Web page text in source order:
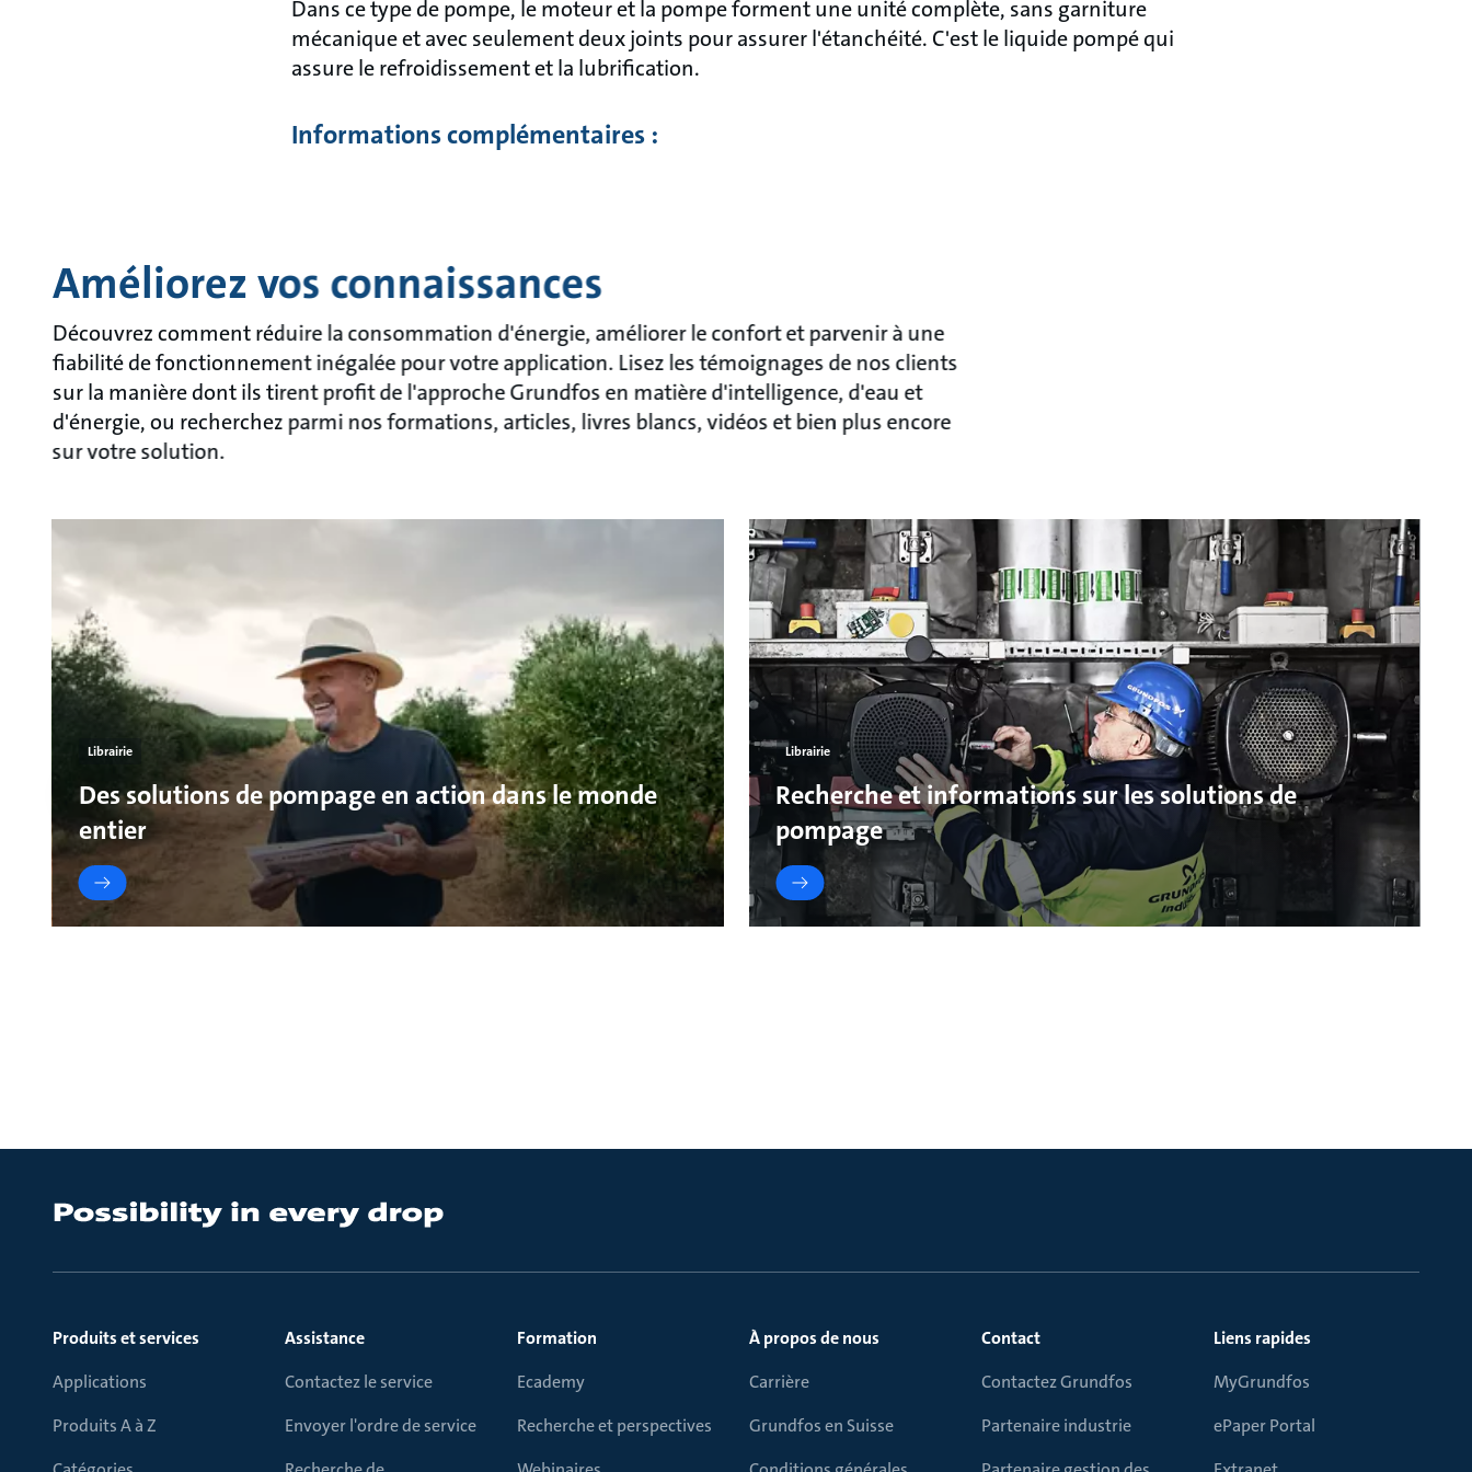
Dans ce type de pompe, le moteur et la pompe forment une unité complète, sans garniture
mécanique et avec seulement deux joints pour assurer l'étanchéité. C'est le liquide pompé qui
assure le refroidissement et la lubrification.
Informations complémentaires :
Améliorez vos connaissances
Découvrez comment réduire la consommation d'énergie, améliorer le confort et parvenir à une
fiabilité de fonctionnement inégalée pour votre application. Lisez les témoignages de nos clients
sur la manière dont ils tirent profit de l'approche Grundfos en matière d'intelligence, d'eau et
d'énergie, ou recherchez parmi nos formations, articles, livres blancs, vidéos et bien plus encore
sur votre solution.
Librairie
Des solutions de pompage en action dans le monde
entier
Librairie
Recherche et informations sur les solutions de
pompage
Produits et services
Applications
Produits A à Z
Assistance
Contactez le service
Envoyer l'ordre de service
Formation
Ecademy
Recherche et perspectives
À propos de nous
Carrière
Grundfos en Suisse
Contact
Contactez Grundfos
Partenaire industrie
Liens rapides
MyGrundfos
ePaper Portal